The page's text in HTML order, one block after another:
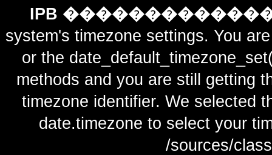
IPB
system's timezone settings. You
or the
methods and you are still getting
timezone identifier. We selected
date.timezone to select
/sources/